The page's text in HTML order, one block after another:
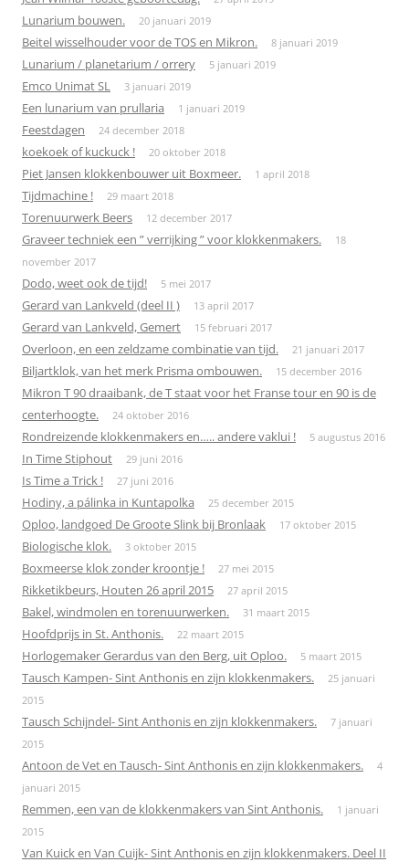
Lunarium bouwen. 20 januari 2019
Beitel wisselhouder voor de TOS en Mikron. 8 januari 2019
Lunarium / planetarium / orrery 5 januari 2019
Emco Unimat SL 3 januari 2019
Een lunarium van prullaria 1 januari 2019
Feestdagen 24 december 2018
koekoek of kuckuck ! 20 oktober 2018
Piet Jansen klokkenbouwer uit Boxmeer. 1 april 2018
Tijdmachine ! 29 maart 2018
Torenuurwerk Beers 12 december 2017
Graveer techniek een ” verrijking ” voor klokkenmakers.
18
november 2017
Dodo, weet ook de tijd! 5 mei 2017
Gerard van Lankveld (deel II ) 13 april 2017
Gerard van Lankveld, Gemert 15 februari 2017
Overloon, en een zeldzame combinatie van tijd. 21 januari 2017
Biljartklok, van het merk Prisma ombouwen. 15 december 2016
Mikron T 90 draaibank, de T staat voor het Franse tour en 90 is de
centerhoogte.
24 oktober 2016
Rondreizende klokkenmakers en….. andere vaklui ! 5 augustus 2016
In Time Stiphout 29 juni 2016
Is Time a Trick ! 27 juni 2016
Hodiny, a pálinka in Kuntapolka 25 december 2015
Oploo, landgoed De Groote Slink bij Bronlaak 17 oktober 2015
Biologische klok. 3 oktober 2015
Boxmeerse klok zonder kroontje ! 27 mei 2015
Rikketikbeurs, Houten 26 april 2015 27 april 2015
Bakel, windmolen en torenuurwerken. 31 maart 2015
Hoofdprijs in St. Anthonis. 22 maart 2015
Horlogemaker Gerardus van den Berg, uit Oploo. 5 maart 2015
Tausch Kampen- Sint Anthonis en zijn klokkenmakers.
25 januari
2015
Tausch Schijndel- Sint Anthonis en zijn klokkenmakers.
7 januari
2015
Antoon de Vet en Tausch- Sint Anthonis en zijn klokkenmakers.
4
januari 2015
Remmen, een van de klokkenmakers van Sint Anthonis.
1 januari
2015
Van Kuick en Van Cuijk- Sint Anthonis en zijn klokkenmakers. Deel II